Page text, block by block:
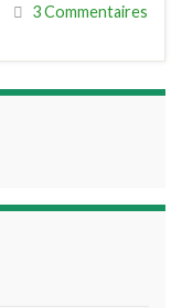
3 Commentaires